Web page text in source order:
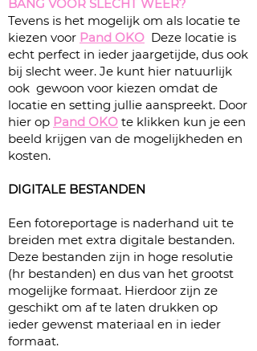
BANG VOOR SLECHT WEER?
Tevens is het mogelijk om als locatie te
kiezen voor Pand OKO Deze locatie is
echt perfect in ieder jaargetijde, dus ook
bij slecht weer. Je kunt hier natuurlijk
ook gewoon voor kiezen omdat de
locatie en setting jullie aanspreekt. Door
hier op Pand OKO te klikken kun je een
beeld krijgen van de mogelijkheden en
kosten.
DIGITALE BESTANDEN
Een fotoreportage is naderhand uit te
breiden met extra digitale bestanden.
Deze bestanden zijn in hoge resolutie
(hr bestanden) en dus van het grootst
mogelijke formaat. Hierdoor zijn ze
geschikt om af te laten drukken op
ieder gewenst materiaal en in ieder
formaat.